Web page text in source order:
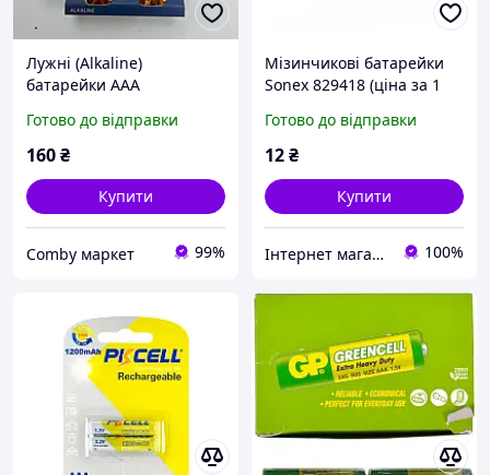
Лужні (Alkaline)
батарейки AAA
Готово до відправки
160₴
Купити
Comby маркет 99%
Мізинчикові батарейки
Sonex 829418 (ціна за 1
батарейки ААА Sonex
829418
Готово до відправки
12₴
Купити
Інтернет магазин іграшок "Повна сумка" 100%